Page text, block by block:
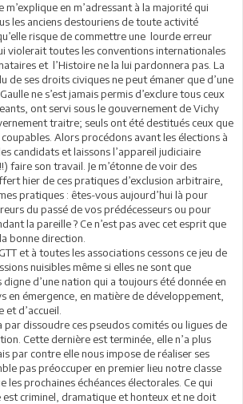
m’explique en m’adressant à la majorité qui
les anciens destouriens de toute activité
risque de commettre une lourde erreur
violerait toutes les conventions internationales
et l’Histoire ne la lui pardonnera pas. La
de ses droits civiques ne peut émaner que d’une
ne s’est jamais permis d’exclure tous ceux
ont servi sous le gouvernement de Vichy
traitre; seuls ont été destitués ceux que
Alors procédons avant les élections à
candidats et laissons l’appareil judiciaire
faire son travail. Je m’étonne de voir des
hier de ces pratiques d’exclusion arbitraire,
pratiques : êtes-vous aujourd’hui là pour
du passé de vos prédécesseurs ou pour
la pareille ? Ce n’est pas avec cet esprit que
bonne direction.
et à toutes les associations cessons ce jeu de
nuisibles même si elles ne sont que
digne d’une nation qui a toujours été donnée en
en émergence, en matière de développement,
d’accueil.
par dissoudre ces pseudos comités ou ligues de
Cette dernière est terminée, elle n’a plus
par contre elle nous impose de réaliser ses
pas préoccuper en premier lieu notre classe
les prochaines échéances électorales. Ce qui
est criminel, dramatique et honteux et ne doit